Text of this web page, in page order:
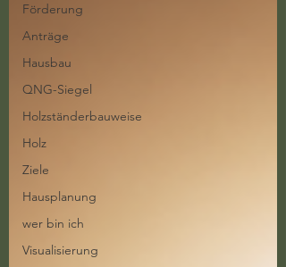
Förderung
Anträge
Hausbau
QNG-Siegel
Holzständerbauweise
Holz
Ziele
Hausplanung
wer bin ich
Visualisierung